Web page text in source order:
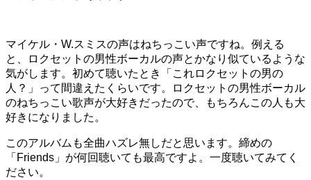
マイケル・W.スミスの声はねちっこい声ですね。例える
と、ロクセットの男性ボーカルの声とかなり似ているような
気がします。初めて聴いたとき「これロクセットの男の
人？」って間違えたくらいです。ロクセットの男性ボーカル
のねちっこい歌声が大好きだったので、もちろんこの人も大
好きになりました。
このアルバムも全曲ハズレ無しだと思います。締めの
「Friends」が何回聴いても最高ですよ。一度聴いてみてく
ださい。